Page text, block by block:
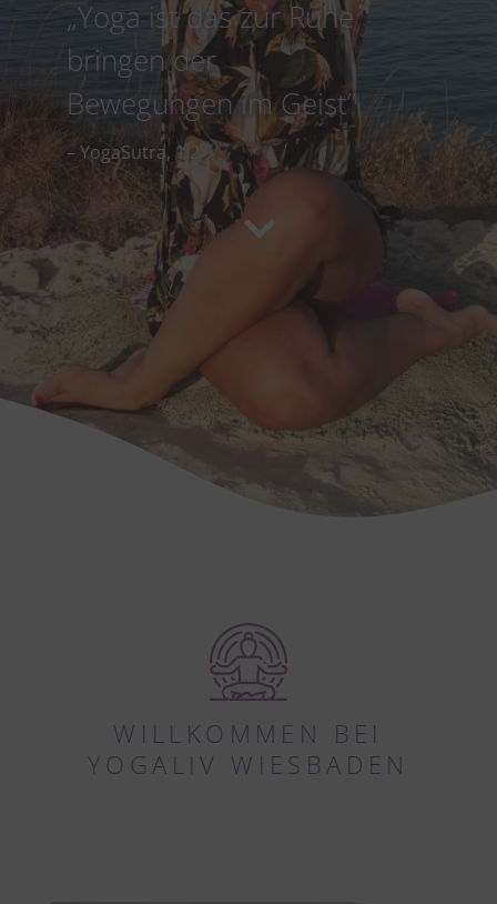
„Yoga ist das zur Ruhe
bringen der
Bewegungen im Geist”
– YogaSutra, 1.2
WILLKOMMEN BEI
YOGALIV WIESBADEN